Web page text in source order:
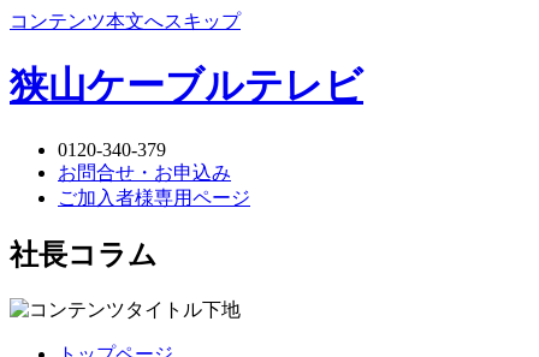
コンテンツ本文へスキップ
狭山ケーブルテレビ
0120-340-379
お問合せ・お申込み
ご加入者様専用ページ
社長コラム